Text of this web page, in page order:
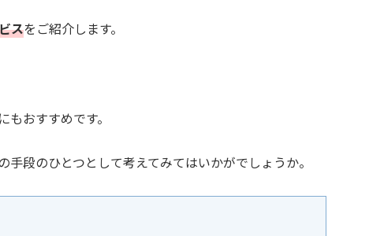
スをご紹介します。
おすすめです。
段のひとつとして考えてみてはいかがでしょうか。